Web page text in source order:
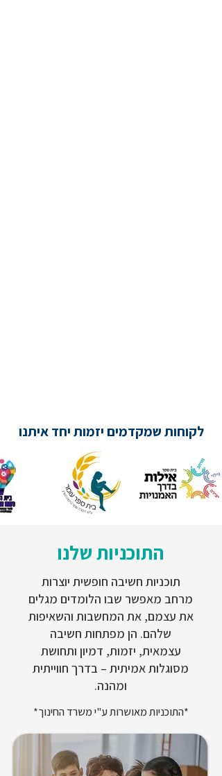
לקוחות שמקדמים יזמות יחד איתנו
התוכניות שלנו
תוכניות חשיבה חופשית יוצרות
מרחב מאפשר שבו הלומדים מגלים
את עצמם, את המחשבות והשאיפות
שלהם. הן מפתחות חשיבה
עצמאית, יזמות, דמיון ותחושת
מסוגלות אמיתית – בדרך חווייתית
ומהנה.
*התוכניות מאושרות ע"י משרד החינוך*